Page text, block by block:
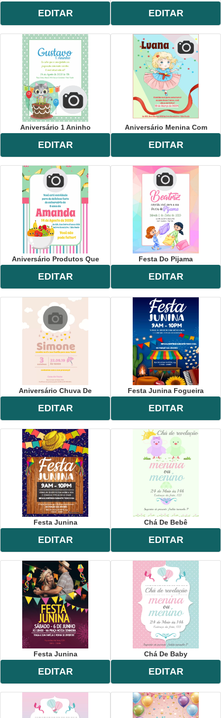
EDITAR EDITAR
Aniversário 1 Aninho
EDITAR
Aniversário Menina Com
EDITAR
Aniversário Produtos Que
EDITAR
Festa Do Pijama
EDITAR
Aniversário Chuva De
EDITAR
Festa Junina Fogueira
EDITAR
Festa Junina
EDITAR
Chá De Bebê
EDITAR
Festa Junina
EDITAR
Chá De Baby
EDITAR